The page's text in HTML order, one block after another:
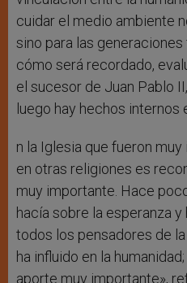
cuidar el medio ambiente
sino para las
cómo será recordado,
el sucesor de Juan Pablo
luego hay hechos internos
n la Iglesia que fueron
en otras religiones es
muy importante. Hace
hacía sobre la esperanza
todos los pensadores de
ha influido en la
aporte muy importante»,